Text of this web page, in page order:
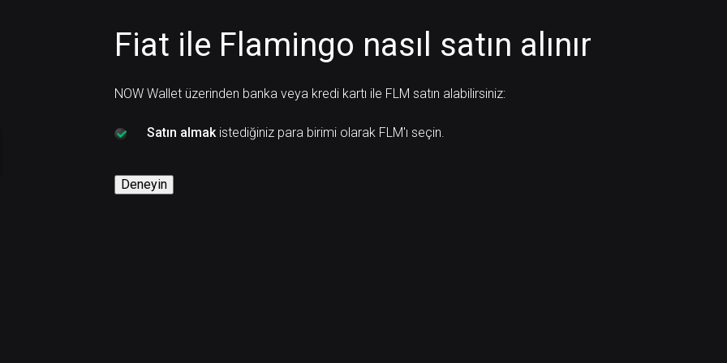
Fiat ile Flamingo nasıl satın alınır
NOW Wallet üzerinden banka veya kredi kartı ile FLM satın alabilirsiniz:
Satın almakistediğiniz para birimi olarak FLM'ı seçin.
Deneyin